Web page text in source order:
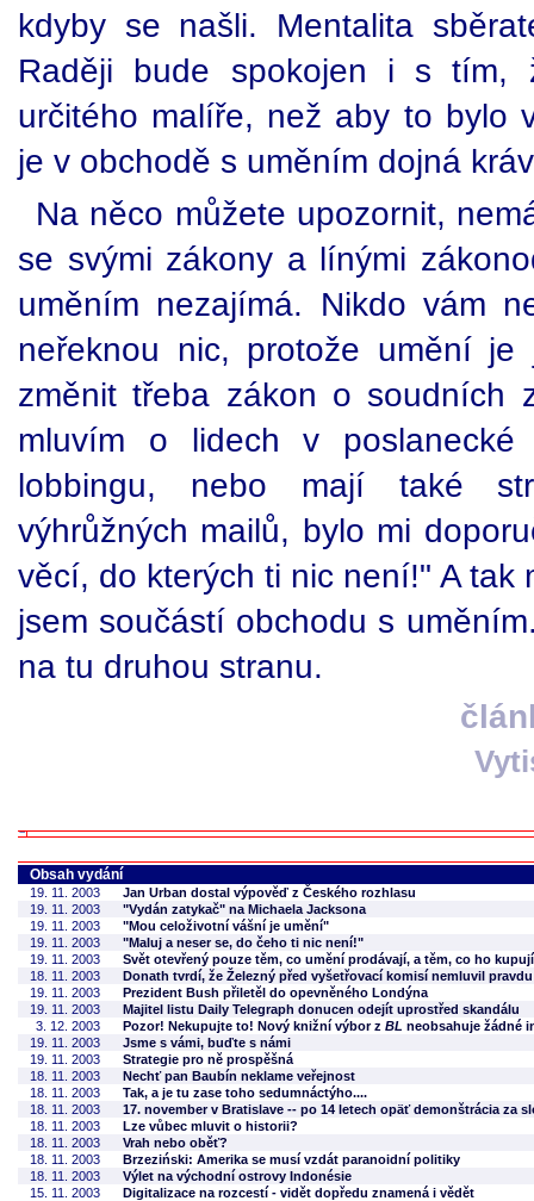
kdyby se našli. Mentalita
Raději bude spokojen i s tím,
určitého malíře, než aby to bylo
je v obchodě s uměním dojná
Na něco můžete upozornit,
se svými zákony a línými
uměním nezajímá. Nikdo vám
neřeknou nic, protože umění
změnit třeba zákon o soudních
mluvím o lidech v
lobbingu, nebo mají také
výhrůžných mailů, bylo mi
věcí, do kterých ti nic není!" A tak
jsem součástí obchodu s
na tu druhou stranu.
Obsah vydání
19. 11. 2003
Jan Urban dostal výpověď z Českého rozhlasu
19. 11. 2003
"Vydán zatykač" na Michaela Jacksona
19. 11. 2003
"Mou celoživotní vášní je umění"
19. 11. 2003
"Maluj a neser se, do čeho ti nic není!"
19. 11. 2003
Svět otevřený pouze těm, co umění prodávají, a těm, co ho kupují
18. 11. 2003
Donath tvrdí, že Železný před vyšetřovací komisí nemluvil pravdu
19. 11. 2003
Prezident Bush přiletěl do opevněného Londýna
19. 11. 2003
Majitel listu Daily Telegraph donucen odejít uprostřed skandálu
3. 12. 2003
Pozor! Nekupujte to! Nový knižní výbor z BL neobsahuje žádné
19. 11. 2003
Jsme s vámi, buďte s námi
19. 11. 2003
Strategie pro ně prospěšná
18. 11. 2003
Nechť pan Baubín neklame veřejnost
18. 11. 2003
Tak, a je tu zase toho sedumnáctýho....
18. 11. 2003
17. november v Bratislave -- po 14 letech opäť demonštrácia za
18. 11. 2003
Lze vůbec mluvit o historii?
18. 11. 2003
Vrah nebo oběť?
18. 11. 2003
Brzeziński: Amerika se musí vzdát paranoidní politiky
18. 11. 2003
Výlet na východní ostrovy Indonésie
15. 11. 2003
Digitalizace na rozcestí - vidět dopředu znamená i vědět